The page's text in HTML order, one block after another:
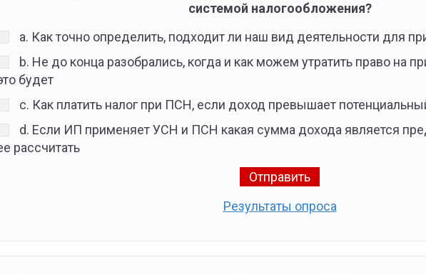
системой налогообложения?
a. Как точно определить, подходит ли наш вид деятельности для
b. Не до конца разобрались, когда и как можем утратить право на
будет
c. Как платить налог при ПСН, если доход превышает
d. Если ИП применяет УСН и ПСН какая сумма дохода является
рассчитать
Результаты опроса